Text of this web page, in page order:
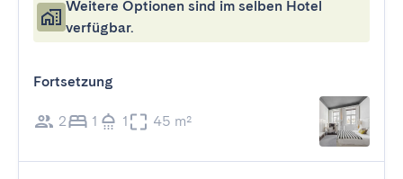
Weitere Optionen sind im selben Hotel
verfügbar.
Fortsetzung
2 1 1 45 m²